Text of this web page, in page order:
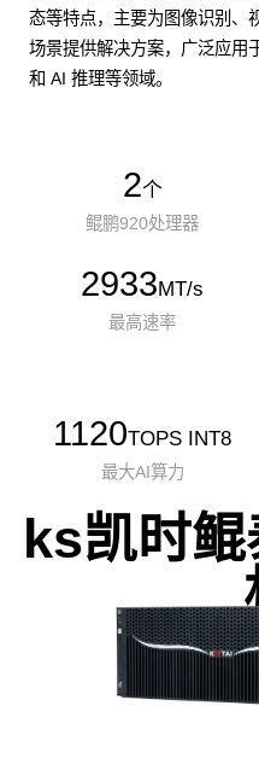
态等特点，主要为图像识别、
场景提供解决方案，广泛应用
和 AI 推理等领域。
2个
鲲鹏920处理器
2933MT/s
最高速率
1120TOPS INT8
最大AI算力
ks凯时